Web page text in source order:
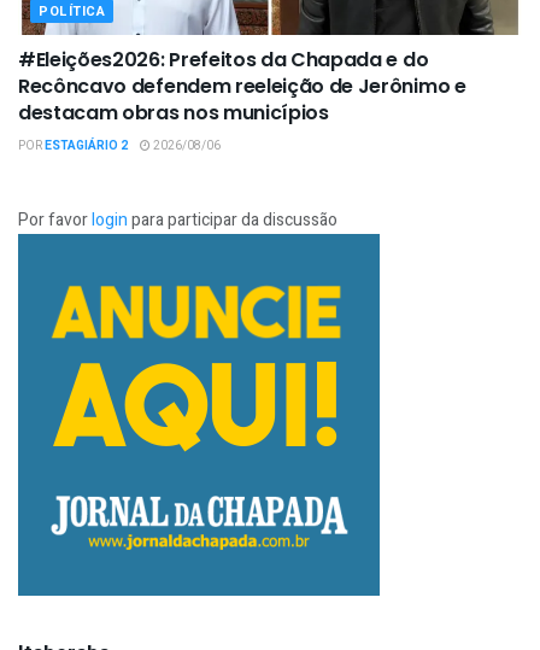
POLÍTICA
#Eleições2026: Prefeitos da Chapada e do
Recôncavo defendem reeleição de Jerônimo e
destacam obras nos municípios
PORESTAGIÁRIO 2 2026/08/06
Por favorloginpara participar da discussão